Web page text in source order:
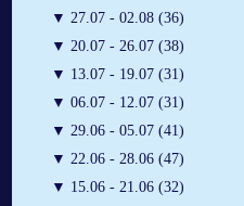
▼ 27.07 - 02.08 (36)
▼ 20.07 - 26.07 (38)
▼ 13.07 - 19.07 (31)
▼ 06.07 - 12.07 (31)
▼ 29.06 - 05.07 (41)
▼ 22.06 - 28.06 (47)
▼ 15.06 - 21.06 (32)